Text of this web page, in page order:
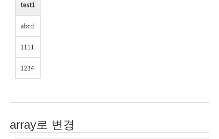
test1
abcd
1111
1234
array로 변경